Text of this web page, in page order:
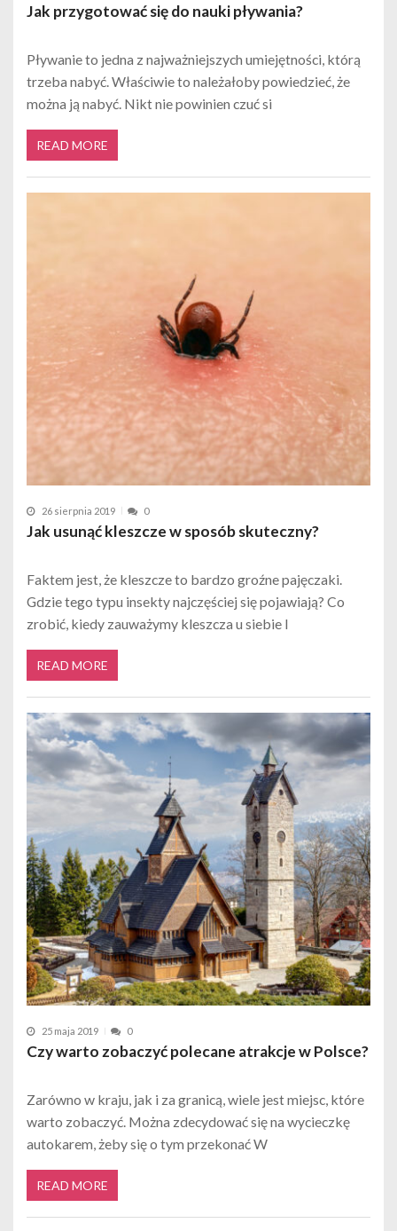
Jak przygotować się do nauki pływania?
Pływanie to jedna z najważniejszych umiejętności, którą
trzeba nabyć. Właściwie to należałoby powiedzieć, że
można ją nabyć. Nikt nie powinien czuć si
READ MORE
26 sierpnia 2019 0
Jak usunąć kleszcze w sposób skuteczny?
Faktem jest, że kleszcze to bardzo groźne pajęczaki.
Gdzie tego typu insekty najczęściej się pojawiają? Co
zrobić, kiedy zauważymy kleszcza u siebie l
READ MORE
25 maja 2019 0
Czy warto zobaczyć polecane atrakcje w Polsce?
Zarówno w kraju, jak i za granicą, wiele jest miejsc, które
warto zobaczyć. Można zdecydować się na wycieczkę
autokarem, żeby się o tym przekonać W
READ MORE